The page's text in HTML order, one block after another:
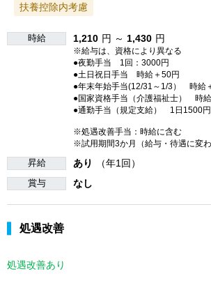
扶養控除内考慮
時給 1,210 円 ～ 1,430 円
※給与は、資格により異なる
●夜勤手当 1回：3000円
●土日祝日手当 時給＋50円
●年末年始手当(12/31～1/3） 時給
●国家資格手当（介護福祉士） 時
●通勤手当（規定支給） 1日1500
※処遇改善手当：時給に含む
※試用期間3か月（給与・待遇に変わ
昇給 あり （年1回）
賞与 なし
処遇改善
処遇改善あり